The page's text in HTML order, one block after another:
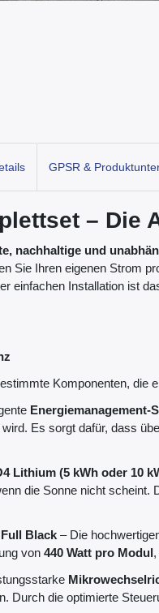
GPSR &
– Die
nachhaltige und
Sie Ihren eigenen Strom
einfachen Installation ist
Komponenten, die
Energiemanagement-
Es sorgt dafür, dass
Lithium (5 kWh oder 10
die Sonne nicht
Black – Die
von 440 Watt pro Modul
Durch die optimierte